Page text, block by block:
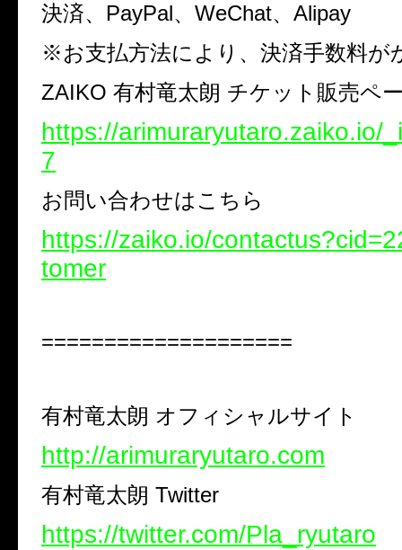
決済、 PayPal、 WeChat、 Alipay
※お支払方法により、決済手数料が
ZAIKO 有村竜太朗 チケット販売ペ
https://arimuraryutaro.zaiko.io/
7
お問い合わせはこちら
https://zaiko.io/
tomer
====================
有村竜太朗 オフィシャルサイト
http://arimuraryutaro.com
有村竜太朗 Twitter
https://twitter.com/Pla_ryutaro